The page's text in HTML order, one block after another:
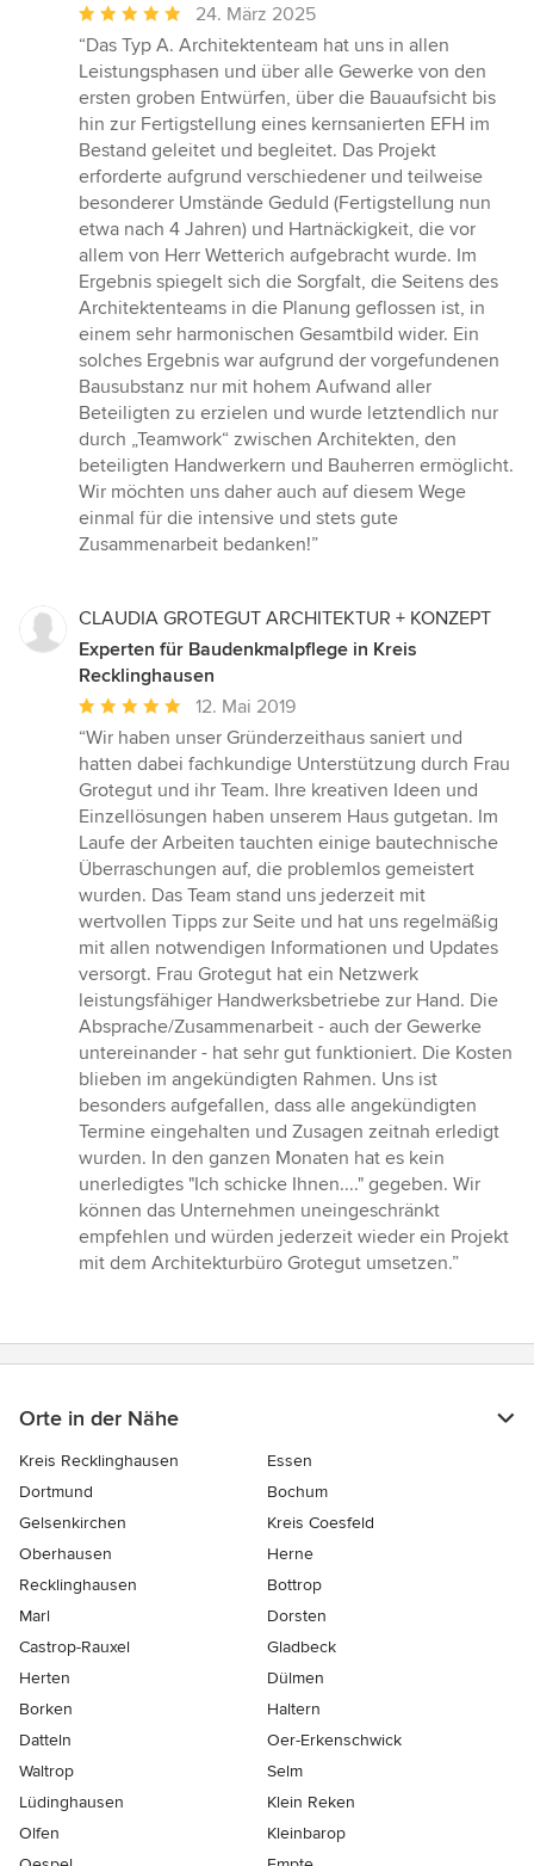
Durchschnittliche
Bewertung:
5
von
5
Sternen
24. März 2025
“Das Typ A. Architektenteam hat uns in allen
Leistungsphasen und über alle Gewerke von den
ersten groben Entwürfen, über die Bauaufsicht bis
hin zur Fertigstellung eines kernsanierten EFH im
Bestand geleitet und begleitet. Das Projekt
erforderte aufgrund verschiedener und teilweise
besonderer Umstände Geduld (Fertigstellung nun
etwa nach 4 Jahren) und Hartnäckigkeit, die vor
allem von Herr Wetterich aufgebracht wurde. Im
Ergebnis spiegelt sich die Sorgfalt, die Seitens des
Architektenteams in die Planung geflossen ist, in
einem sehr harmonischen Gesamtbild wider. Ein
solches Ergebnis war aufgrund der vorgefundenen
Bausubstanz nur mit hohem Aufwand aller
Beteiligten zu erzielen und wurde letztendlich nur
durch „Teamwork“ zwischen Architekten, den
beteiligten Handwerkern und Bauherren ermöglicht.
Wir möchten uns daher auch auf diesem Wege
einmal für die intensive und stets gute
Zusammenarbeit bedanken!”
CLAUDIA GROTEGUT ARCHITEKTUR + KONZEPT
Experten für Baudenkmalpflege in Kreis
Recklinghausen
Durchschnittliche
Bewertung:
5
von
5
Sternen
12. Mai 2019
“Wir haben unser Gründerzeithaus saniert und
hatten dabei fachkundige Unterstützung durch Frau
Grotegut und ihr Team. Ihre kreativen Ideen und
Einzellösungen haben unserem Haus gutgetan. Im
Laufe der Arbeiten tauchten einige bautechnische
Überraschungen auf, die problemlos gemeistert
wurden. Das Team stand uns jederzeit mit
wertvollen Tipps zur Seite und hat uns regelmäßig
mit allen notwendigen Informationen und Updates
versorgt. Frau Grotegut hat ein Netzwerk
leistungsfähiger Handwerksbetriebe zur Hand. Die
Absprache/Zusammenarbeit - auch der Gewerke
untereinander - hat sehr gut funktioniert. Die Kosten
blieben im angekündigten Rahmen. Uns ist
besonders aufgefallen, dass alle angekündigten
Termine eingehalten und Zusagen zeitnah erledigt
wurden. In den ganzen Monaten hat es kein
unerledigtes "Ich schicke Ihnen...." gegeben. Wir
können das Unternehmen uneingeschränkt
empfehlen und würden jederzeit wieder ein Projekt
mit dem Architekturbüro Grotegut umsetzen.”
Orte in der Nähe
Kreis Recklinghausen
Essen
Dortmund
Bochum
Gelsenkirchen
Kreis Coesfeld
Oberhausen
Herne
Recklinghausen
Bottrop
Marl
Dorsten
Castrop-Rauxel
Gladbeck
Herten
Dülmen
Borken
Haltern
Datteln
Oer-Erkenschwick
Waltrop
Selm
Lüdinghausen
Klein Reken
Olfen
Kleinbarop